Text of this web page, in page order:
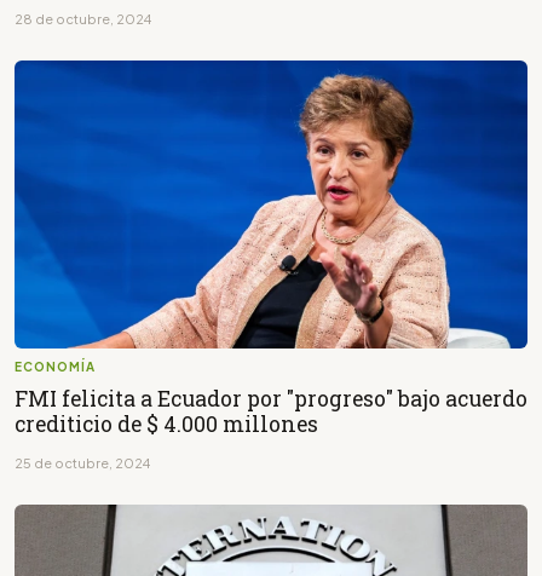
28 de octubre, 2024
ECONOMÍA
FMI felicita a Ecuador por "progreso" bajo acuerdo
crediticio de $ 4.000 millones
25 de octubre, 2024